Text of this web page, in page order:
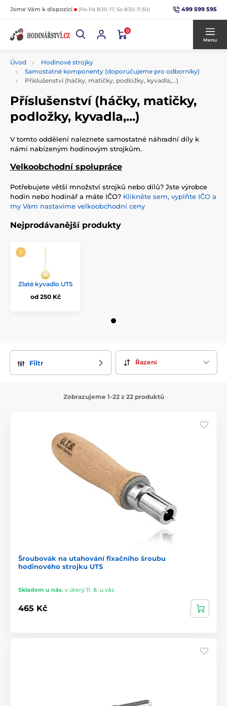
Jsme Vám k dispozici (Po-Pá 8:30-17, So 8:30-11:30) 499 599 595
0
Menu
Úvod
Hodinové strojky
Samostatné komponenty (doporučujeme pro odborníky)
Příslušenství (háčky, matičky, podložky, kyvadla,...)
Příslušenství (háčky, matičky,
podložky, kyvadla,...)
V tomto oddělení naleznete samostatné náhradní díly k
námi nabízeným hodinovým strojkům.
Velkoobchodní spolupráce
Potřebujete větší množství strojků nebo dílů? Jste výrobce
hodin nebo hodinář a máte IČO? Klikněte sem, vyplňte IČO a
my Vám nastavíme velkoobchodní ceny
Nejprodávanější produkty
Zlaté kyvadlo UTS
od 250 Kč
Filtr Řazení
Zobrazujeme 1-22 z 22 produktů
Šroubovák na utahování fixačního šroubu
hodinového strojku UTS
Skladem u nás, v úterý 11. 8. u vás
465 Kč